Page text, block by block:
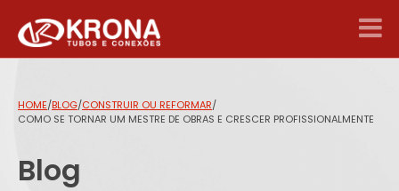
HOME/BLOG/CONSTRUIR OU REFORMAR/
COMO SE TORNAR UM MESTRE DE OBRAS E CRESCER PROFISSIONALMENTE
Blog